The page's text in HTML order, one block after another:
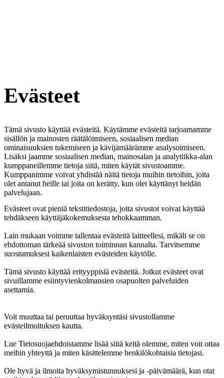
Evästeet
Tämä sivusto käyttää evästeitä. Käytämme evästeitä tarjoamamme
sisällön ja mainosten räätälöimiseen, sosiaalisen median
ominaisuuksien tukemiseen ja kävijämäärämme analysoimiseen.
Lisäksi jaamme sosiaalisen median, mainosalan ja analytiikka-alan
kumppaneillemme tietoja siitä, miten käytät sivustoamme.
Kumppanimme voivat yhdistää näitä tietoja muihin tietoihin, joita
olet antanut heille tai joita on kerätty, kun olet käyttänyt heidän
palvelujaan.
Evästeet ovat pieniä tekstitiedostoja, joita sivustot voivat käyttää
tehdäkseen käyttäjäkokemuksesta tehokkaamman.
Lain mukaan voimme tallentaa evästeitä laitteellesi, mikäli se on
ehdottoman tärkeää sivuston toiminnan kannalta. Tarvitsemme
suostumuksesi kaikenlaisten evästeiden käytölle.
Tämä sivusto käyttää erityyppisiä evästeitä. Jotkut evästeet ovat
sivuillamme esiintyvienkolmansien osapuolten palveluiden
asettamia.
Voit muuttaa tai peruuttaa hyväksyntäsi sivustollamme
evästeilmoituksen kautta.
Lue Tietosuojaehdoistamme lisää siitä keitä olemme, miten voit ottaa
meihin yhteyttä ja miten käsittelemme henkilökohtaisia tietojasi.
Ole hyvä ja ilmoita hyväksymistunnuksesi ja -päivämäärä, kun otat